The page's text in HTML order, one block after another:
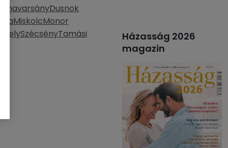
DunavarsányDusnok
MiskolcMonor
SzécsényTamási
Házasság 2026
magazin